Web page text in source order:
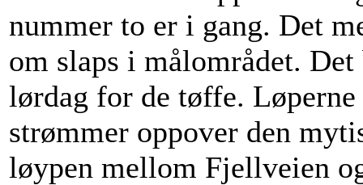
nummer to er i gang. Det
om slaps i målområdet.
lørdag for de tøffe. Løperne
strømmer oppover den
løypen mellom Fjellveien